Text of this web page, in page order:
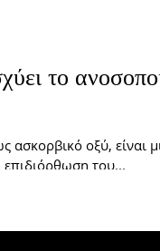
το
ασκορβικό οξύ, είναι
επιδιόρθωση του...